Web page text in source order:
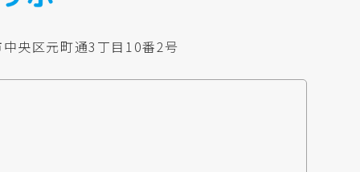
央区元町通3丁目10番2号